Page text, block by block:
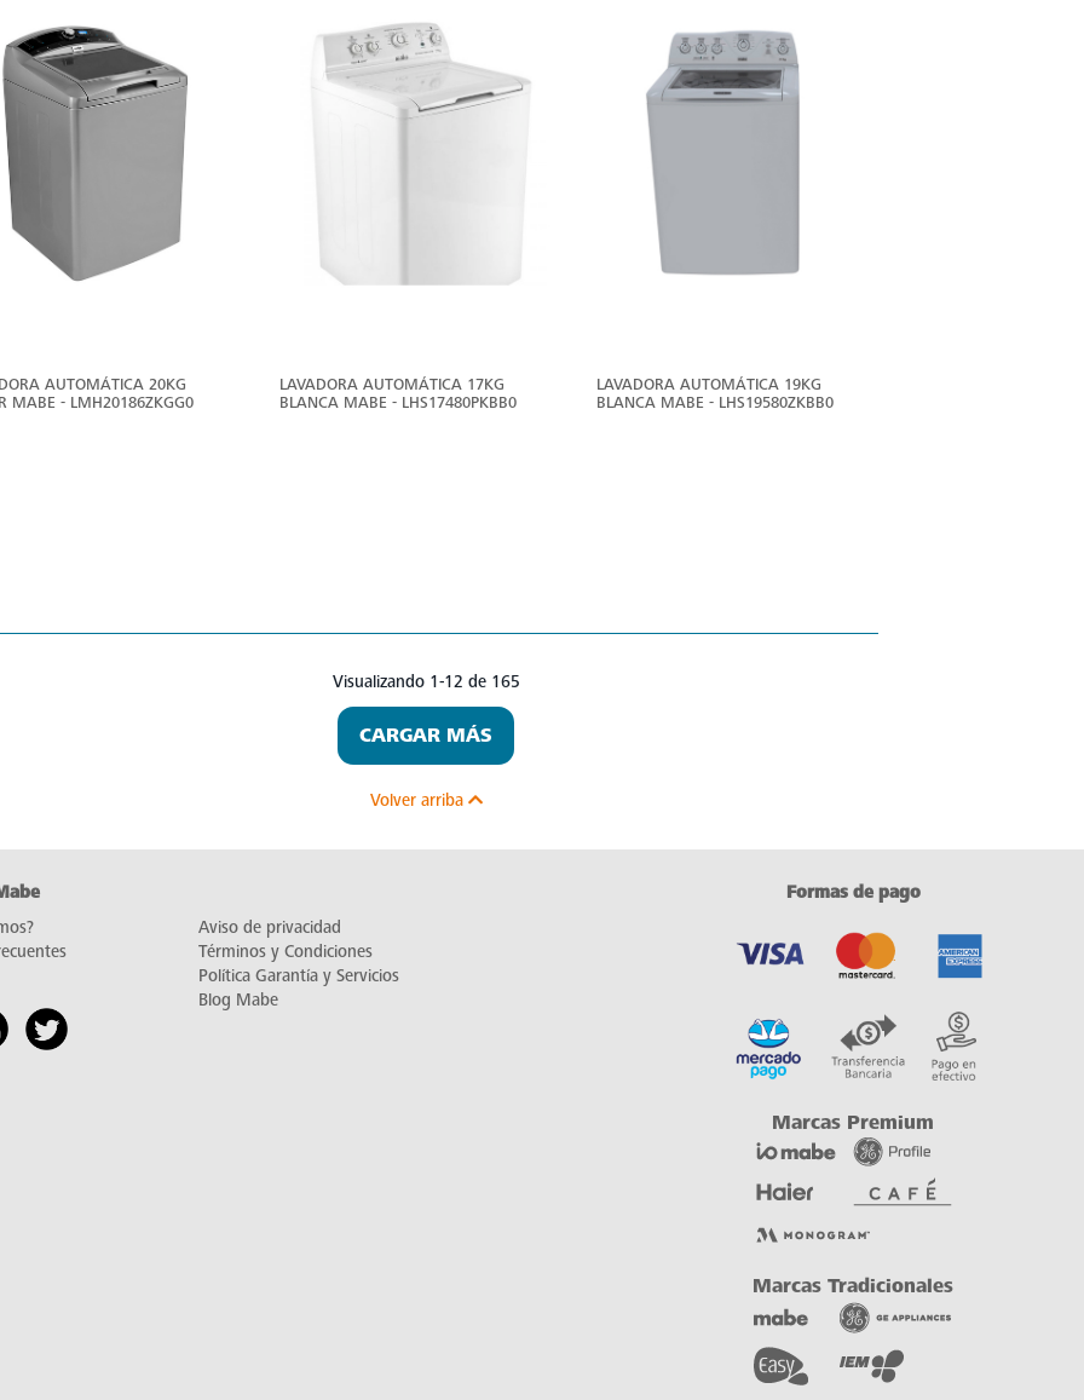
AUTOMÁTICA 20KG
MABE - LMH20186ZKGG0
LAVADORA AUTOMÁTICA 17KG
BLANCA MABE - LHS17480PKBB0
LAVADORA AUTOMÁTICA 19KG
BLANCA MABE - LHS19580ZKBB0
Visualizando 1-12 de 165
CARGAR MÁS
Volver arriba
Aviso de privacidad
Términos y Condiciones
Política Garantía y Servicios
Blog Mabe
Formas de pago